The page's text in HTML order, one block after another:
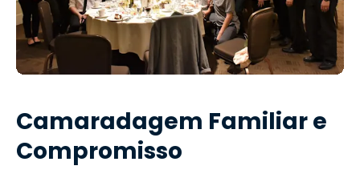
Camaradagem Familiar e
Compromisso